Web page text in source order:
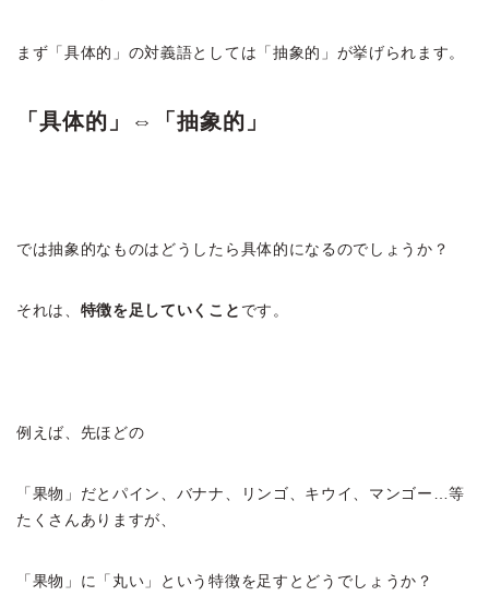
まず「具体的」の対義語としては「抽象的」が挙げられます。
「具体的」⇔「抽象的」
では抽象的なものはどうしたら具体的になるのでしょうか？
それは、 特徴を足していくこと です。
例えば、先ほどの
「果物」だとパイン、バナナ、リンゴ、キウイ、マンゴー…等
たくさんありますが、
「果物」に「丸い」という特徴を足すとどうでしょうか？